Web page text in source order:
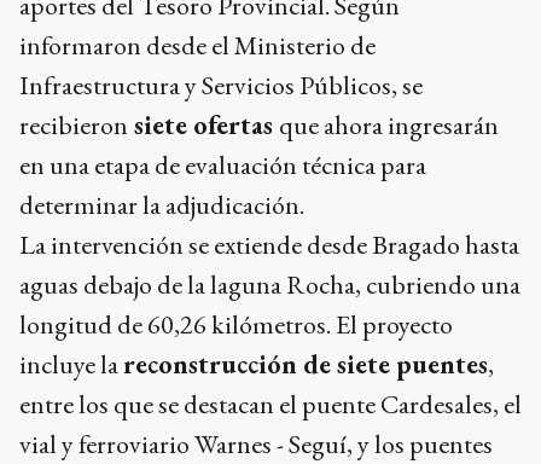
informaron desde el Ministerio de
Infraestructura y Servicios Públicos, se
recibieron siete ofertas que ahora ingresarán
en una etapa de evaluación técnica para
determinar la adjudicación.
La intervención se extiende desde Bragado hasta
aguas debajo de la laguna Rocha, cubriendo una
longitud de 60,26 kilómetros. El proyecto
incluye lareconstrucción de siete puentes,
entre los que se destacan el puente Cardesales, el
vial y ferroviario Warnes - Seguí, y los puentes